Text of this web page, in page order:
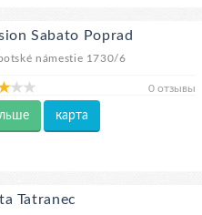
Sabato Poprad
námestie 1730/6
0 отзывы
карта
Tatranec